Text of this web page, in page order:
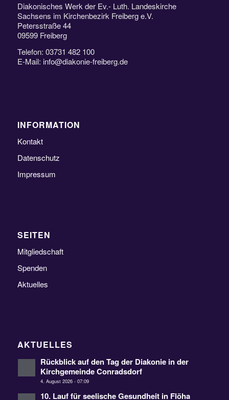
Diakonisches Werk der Ev.- Luth. Landeskirche
Sachsens im Kirchenbezirk Freiberg e.V.
Petersstraße 44
09599 Freiberg
Telefon: 03731 482 100
E-Mail: info@diakonie-freiberg.de
INFORMATION
Kontakt
Datenschutz
Impressum
SEITEN
Mitgliedschaft
Spenden
Aktuelles
AKTUELLES
Rückblick auf den Tag der Diakonie in der
Kirchgemeinde Conradsdorf
4. August 2026 - 07:09
10. Lauf für seelische Gesundheit in Flöha